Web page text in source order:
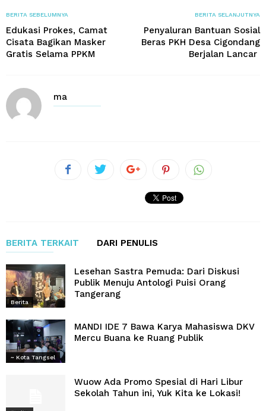
BERITA SEBELUMNYA
Edukasi Prokes, Camat
Cisata Bagikan Masker
Gratis Selama PPKM
BERITA SELANJUTNYA
Penyaluran Bantuan Sosial
Beras PKH Desa Cigondang
Berjalan Lancar
ma
BERITA TERKAIT DARI PENULIS
Berita
Lesehan Sastra Pemuda: Dari Diskusi
Publik Menuju Antologi Puisi Orang
Tangerang
~ Kota Tangsel
MANDI IDE 7 Bawa Karya Mahasiswa DKV
Mercu Buana ke Ruang Publik
Wuow Ada Promo Spesial di Hari Libur
Sekolah Tahun ini, Yuk Kita ke Lokasi!